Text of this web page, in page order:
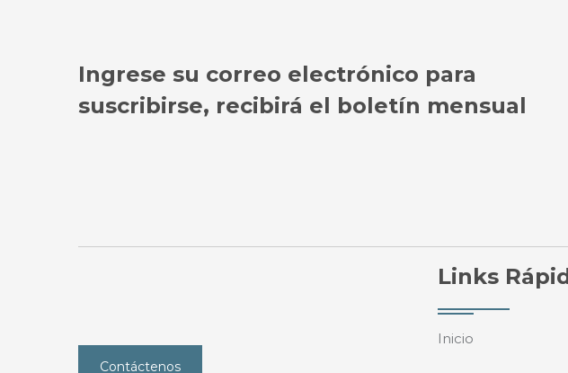
Ingrese su correo electrónico para
suscribirse, recibirá el boletín mensual
Contáctenos
Links
Inicio